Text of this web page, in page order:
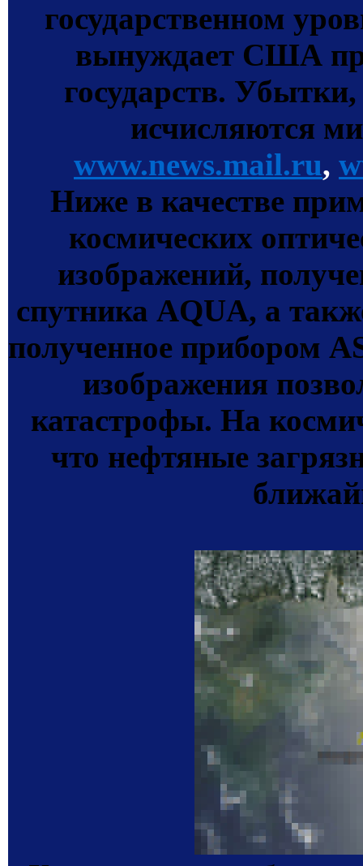
государственном
вынуждает США
государств.
исчисляются
www.news.mail.ru,
Ниже в качестве
космических
изображений,
спутника AQUA, а
полученное прибором
изображения
катастрофы. На
что нефтяные